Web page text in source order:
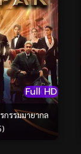
Full HD
กรรมมายากล